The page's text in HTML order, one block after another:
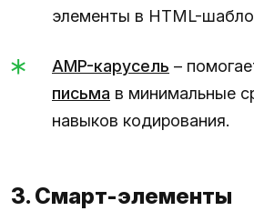
элементы в HTML-
AMP-карусель –
письма в минимальные
навыков кодирования.
3. Смарт-элементы